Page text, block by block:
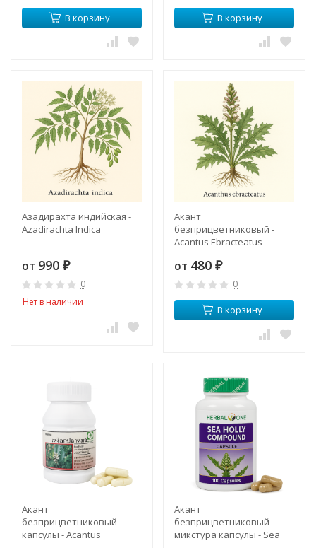
В корзину В корзину
Азадирахта индийская -
Azadirachta Indica
от 990 ₽
0
Нет в наличии
Акант
безприцветниковый -
Acantus Ebracteatus
от 480 ₽
0
В корзину
Акант
безприцветниковый
капсулы - Acantus
Акант
безприцветниковый
микстура капсулы - Sea